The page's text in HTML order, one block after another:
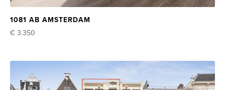
1081 AB AMSTERDAM
€ 3.350